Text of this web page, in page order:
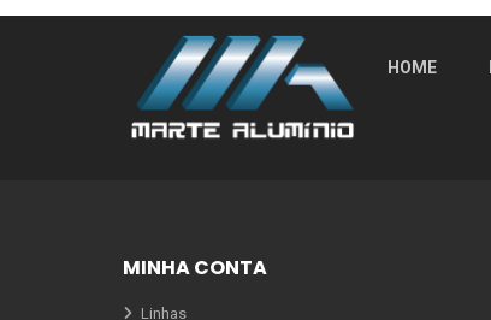
HOME
MINHA CONTA
Linhas